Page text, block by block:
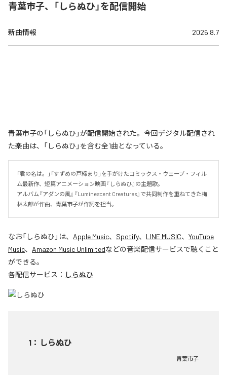
青葉市子、「しらぬひ」を配信開始
新曲情報 2026.8.7
青葉市子の「しらぬひ」が配信開始された。今回デジタル配信され
た楽曲は、「しらぬひ」を含む全1曲となっている。
「君の名は。」「すずめの戸締まり」を手がけたコミックス・ウェーブ・フィル
ム最新作、短篇アニメーション映画『しらぬひ』の主題歌。
アルバム『アダンの風』『Luminescent Creatures』で共同制作を重ねてきた梅
林太郎が作曲、青葉市子が作詞を担当。
なお「しらぬひ 」は、 Apple Music、 Spotify、 LINE MUSIC、 YouTube
Music、 Amazon Music Unlimitedなどの音楽配信サービスで聴くこと
ができる。
各配信サービス： しらぬひ
1 ： しらぬひ
青葉市子